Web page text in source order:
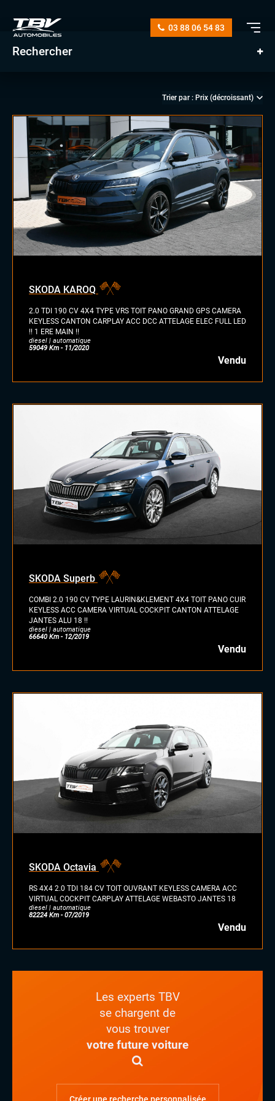
03 88 06 54 83
Rechercher
manuelle
automatique
diesel
électrique
GPL
autre
SKODA KAROQ
2.0 TDI 190 CV 4X4 TYPE VRS TOIT PANO GRAND GPS CAMERA
KEYLESS CANTON CARPLAY ACC DCC ATTELAGE ELEC FULL LED
!! 1 ERE MAIN !!
diesel | automatique
59049 Km - 11/2020
Vendu
SKODA Superb
COMBI 2.0 190 CV TYPE LAURIN&KLEMENT 4X4 TOIT PANO CUIR
KEYLESS ACC CAMERA VIRTUAL COCKPIT CANTON ATTELAGE
JANTES ALU 18 !!
diesel | automatique
66640 Km - 12/2019
Vendu
SKODA Octavia
RS 4X4 2.0 TDI 184 CV TOIT OUVRANT KEYLESS CAMERA ACC
VIRTUAL COCKPIT CARPLAY ATTELAGE WEBASTO JANTES 18
diesel | automatique
82224 Km - 07/2019
Vendu
Les experts TBV
se chargent de
vous trouver
votre future voiture